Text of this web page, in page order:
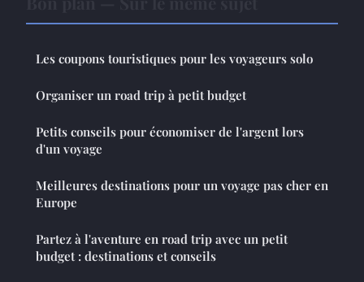
Les coupons touristiques pour les voyageurs solo
Organiser un road trip à petit budget
Petits conseils pour économiser de l'argent lors
d'un voyage
Meilleures destinations pour un voyage pas cher en
Europe
Partez à l'aventure en road trip avec un petit
budget : destinations et conseils